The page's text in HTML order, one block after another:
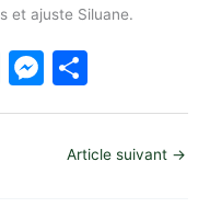
et ajuste Siluane.
Li
n
M
e ar
ta
g
Article suivant →